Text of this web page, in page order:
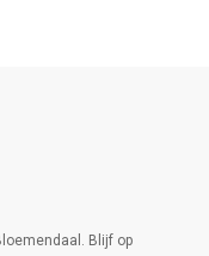
Blijf op